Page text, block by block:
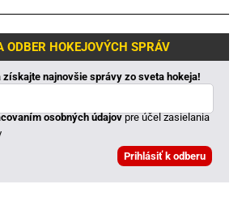
ODBER HOKEJOVÝCH SPRÁV
získajte najnovšie správy zo sveta hokeja!
osobných údajovpre účel zasielania